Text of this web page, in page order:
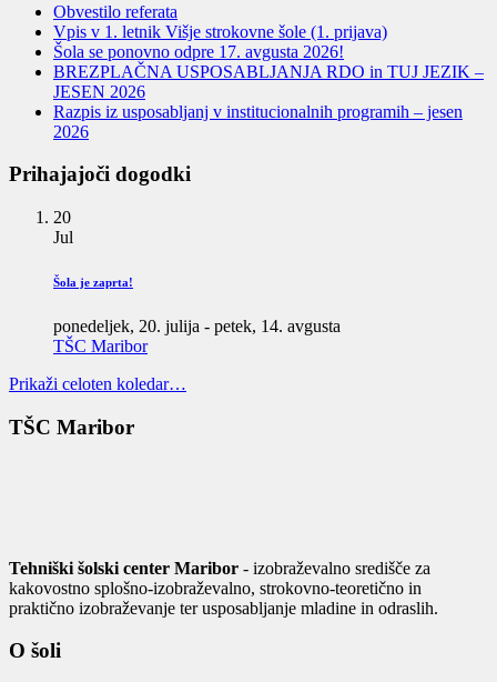
Obvestilo referata
Vpis v 1. letnik Višje strokovne šole (1. prijava)
Šola se ponovno odpre 17. avgusta 2026!
BREZPLAČNA USPOSABLJANJA RDO in TUJ JEZIK –
JESEN 2026
Razpis iz usposabljanj v institucionalnih programih – jesen
2026
Prihajajoči dogodki
20
Jul
Šola je zaprta!
ponedeljek, 20. julija - petek, 14. avgusta
TŠC Maribor
Prikaži celoten koledar…
TŠC Maribor
Tehniški šolski center Maribor - izobraževalno središče za
kakovostno splošno-izobraževalno, strokovno-teoretično in
praktično izobraževanje ter usposabljanje mladine in odraslih.
O šoli